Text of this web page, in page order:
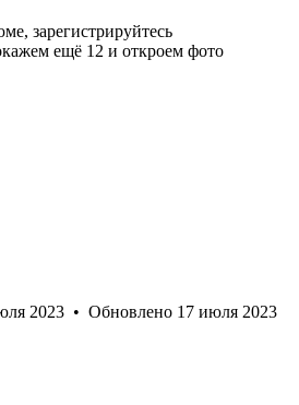
зарегистрируйтесь
ещё 12 и откроем фото
2023 • Обновлено 17 июля 2023